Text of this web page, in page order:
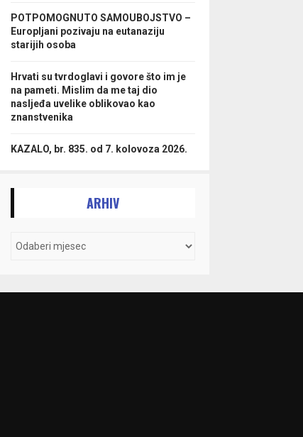
POTPOMOGNUTO SAMOUBOJSTVO –
Europljani pozivaju na eutanaziju
starijih osoba
Hrvati su tvrdoglavi i govore što im je
na pameti. Mislim da me taj dio
nasljeđa uvelike oblikovao kao
znanstvenika
KAZALO, br. 835. od 7. kolovoza 2026.
ARHIV